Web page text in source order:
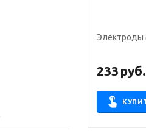
Электроды
233 руб.